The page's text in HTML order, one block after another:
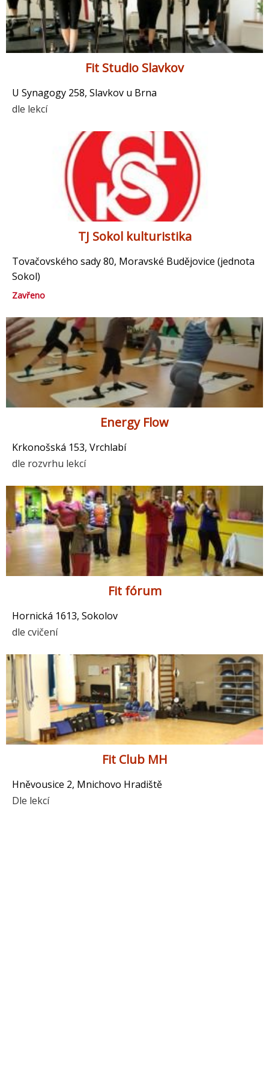
Fit Studio Slavkov
U Synagogy 258, Slavkov u Brna
dle lekcí
TJ Sokol kulturistika
Tovačovského sady 80, Moravské Budějovice (jednota
Sokol)
Zavřeno
Energy Flow
Krkonošská 153, Vrchlabí
dle rozvrhu lekcí
Fit fórum
Hornická 1613, Sokolov
dle cvičení
Fit Club MH
Hněvousice 2, Mnichovo Hradiště
Dle lekcí